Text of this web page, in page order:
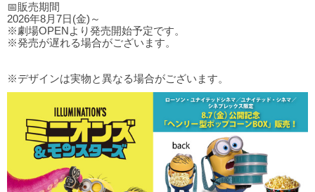
📅販売期間
2026年8月7日(金)～
※劇場OPENより発売開始予定です。
※発売が遅れる場合がございます。
※デザインは実物と異なる場合がございます。